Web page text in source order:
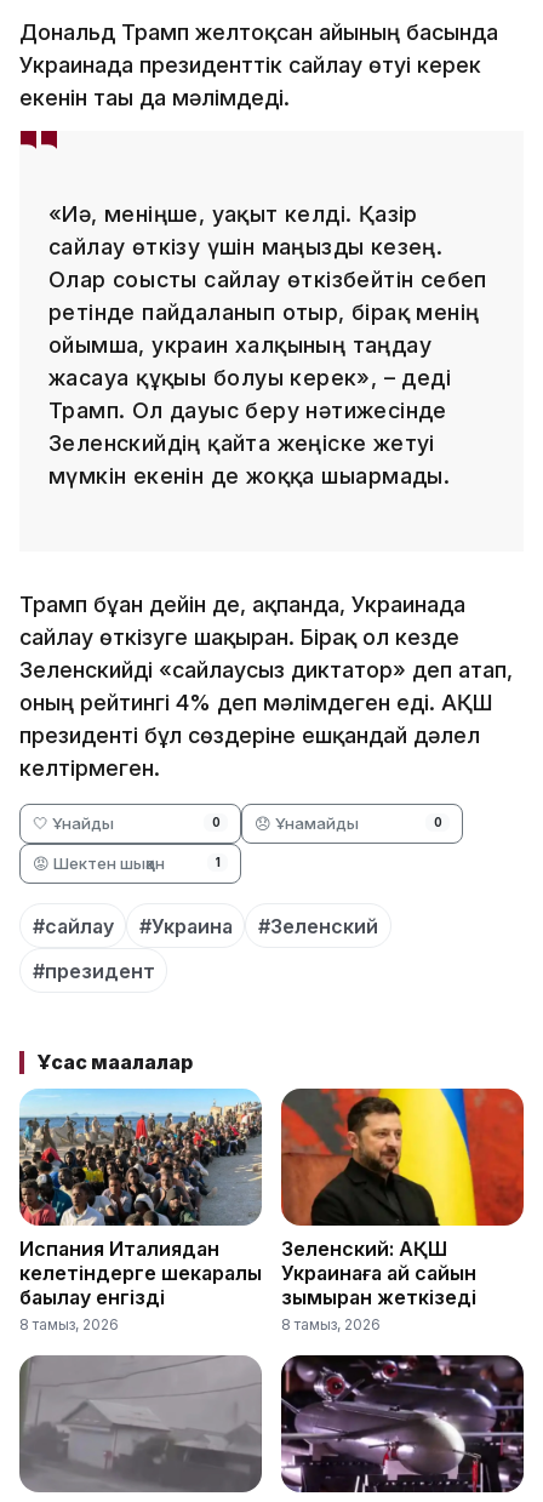
Дональд Трамп желтоқсан айының басында
Украинада президенттік сайлау өтуі керек
екенін тағы да мәлімдеді.
«Иә, меніңше, уақыт келді. Қазір
сайлау өткізу үшін маңызды кезең.
Олар соғысты сайлау өткізбейтін себеп
ретінде пайдаланып отыр, бірақ менің
ойымша, украин халқының таңдау
жасауға құқығы болуы керек», – деді
Трамп. Ол дауыс беру нәтижесінде
Зеленскийдің қайта жеңіске жетуі
мүмкін екенін де жоққа шығармады.
Трамп бұған дейін де, ақпанда, Украинада
сайлау өткізуге шақырған. Бірақ ол кезде
Зеленскийді «сайлаусыз диктатор» деп атап,
оның рейтингі 4% деп мәлімдеген еді. АҚШ
президенті бұл сөздеріне ешқандай дәлел
келтірмеген.
🤍 Ұнайды 0 😞 Ұнамайды 0
😡 Шектен шыққан 1
#сайлау #Украина
#Зеленский
#президент
Ұқсас мақалалар
Испания Италиядан
келетіндерге шекаралық
бақылау енгізді
8 тамыз, 2026
Зеленский: АҚШ
Украинаға ай сайын
зымыран жеткізеді
8 тамыз, 2026